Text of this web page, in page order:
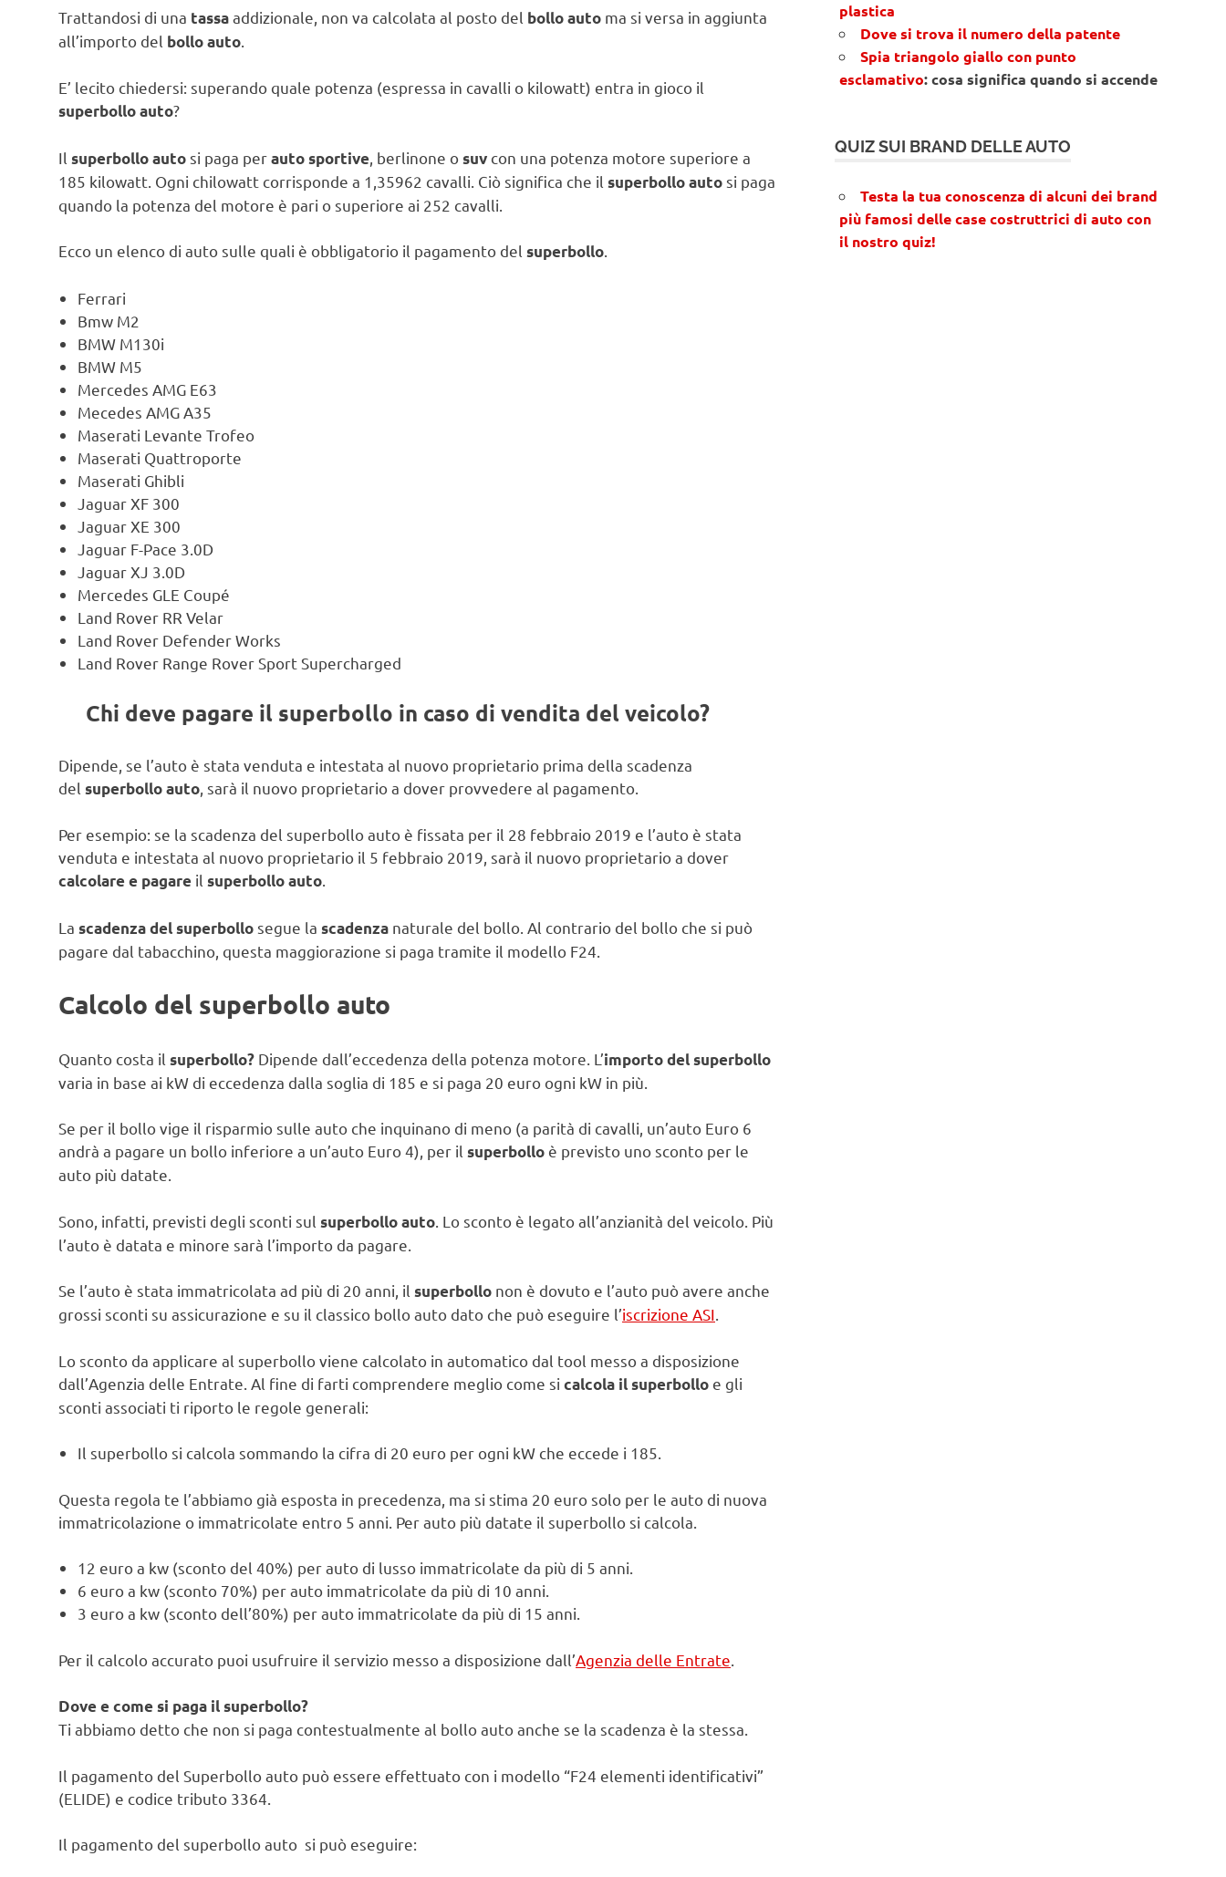
Trattandosi di una tassaaddizionale, non va calcolata al posto del bollo auto ma si versa in aggiunta
all’importo del bollo auto
E’ lecito chiedersi: superando quale potenza (espressa in cavalli o kilowatt) entra in gioco il
superbollo auto?
Il superbollo auto si paga perauto sportive , berlinone osuv con una potenza motore superiore a
185 kilowatt. Ogni chilowatt corrisponde a 1,35962 cavalli. Ciò significa che il superbollo auto si paga
quando la potenza del motore è pari o superiore ai 252 cavalli.
Ecco un elenco di auto sulle quali è obbligatorio il pagamento del superbollo.
Ferrari
Bmw M2
BMW M130i
BMW M5
Mercedes AMG E63
Mecedes AMG A35
Maserati Levante Trofeo
Maserati Quattroporte
Maserati Ghibli
Jaguar XF 300
Jaguar XE 300
Jaguar F-Pace 3.0D
Jaguar XJ 3.0D
Mercedes GLE Coupé
Land Rover RR Velar
Land Rover Defender Works
Land Rover Range Rover Sport Supercharged
Chi deve pagare il superbollo in caso di vendita del veicolo?
Dipende, se l’auto è stata venduta e intestata al nuovo proprietario prima della scadenza
del superbollo auto , sarà il nuovo proprietario a dover provvedere al pagamento.
Per esempio: se la scadenza del superbollo auto è fissata per il 28 febbraio 2019 e l’auto è stata
venduta e intestata al nuovo proprietario il 5 febbraio 2019, sarà il nuovo proprietario a dover
calcolare e pagare il superbollo auto.
La scadenza del superbollo segue la scadenza naturale del bollo. Al contrario del bollo che si può
pagare dal tabacchino, questa maggiorazione si paga tramite il modello F24.
Calcolo del superbollo auto
Quanto costa il superbollo? Dipende dall’eccedenza della potenza motore. L’importo del superbollo
varia in base ai kW di eccedenza dalla soglia di 185 e si paga 20 euro ogni kW in più.
Se per il bollo vige il risparmio sulle auto che inquinano di meno (a parità di cavalli, un’auto Euro 6
andrà a pagare un bollo inferiore a un’auto Euro 4), per il superbollo è previsto uno sconto per le
auto più datate.
Sono, infatti, previsti degli sconti sul superbollo auto . Lo sconto è legato all’anzianità del veicolo. Più
l’auto è datata e minore sarà l’importo da pagare.
Se l’auto è stata immatricolata ad più di 20 anni, il superbollo non è dovuto e l’auto può avere anche
grossi sconti su assicurazione e su il classico bollo auto dato che può eseguire l’iscrizione ASI.
Lo sconto da applicare al superbollo viene calcolato in automatico dal tool messo a disposizione
dall’Agenzia delle Entrate. Al fine di farti comprendere meglio come si calcola il superbollo e gli
sconti associati ti riporto le regole generali:
Il superbollo si calcola sommando la cifra di 20 euro per ogni kW che eccede i 185.
Questa regola te l’abbiamo già esposta in precedenza, ma si stima 20 euro solo per le auto di nuova
immatricolazione o immatricolate entro 5 anni. Per auto più datate il superbollo si calcola.
12 euro a kw (sconto del 40%) per auto di lusso immatricolate da più di 5 anni.
6 euro a kw (sconto 70%) per auto immatricolate da più di 10 anni.
3 euro a kw (sconto dell’80%) per auto immatricolate da più di 15 anni.
Per il calcolo accurato puoi usufruire il servizio messo a disposizione dall’Agenzia delle Entrate
Dove e come si paga il superbollo?
Ti abbiamo detto che non si paga contestualmente al bollo auto anche se la scadenza è la stessa.
Il pagamento del Superbollo auto può essere effettuato con i modello “F24 elementi identificativi”
(ELIDE) e codice tributo 3364.
Il pagamento del superbollo auto si può eseguire:
plastica
Dove si trova il numero della patente
Spia triangolo giallo con punto
esclamativo: cosa significa quando si accende
QUIZ SUI BRAND DELLE AUTO
Testa la tua conoscenza di alcuni dei brand
più famosi delle case costruttrici di auto con
il nostro quiz!